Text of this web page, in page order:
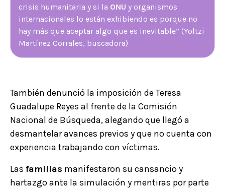
crisis humanitaria y si la ONU y organismos
internacionales lo están exhibiendo es porque no
hay más que aceptar algo que es inevitable” (Yoltzi
Martínez Corrales, buscadora)
También denunció la imposición de Teresa
Guadalupe Reyes al frente de la Comisión
Nacional de Búsqueda, alegando que llegó a
desmantelar avances previos y que no cuenta con
experiencia trabajando con víctimas.
Las familias manifestaron su cansancio y
hartazgo ante la simulación y mentiras por parte